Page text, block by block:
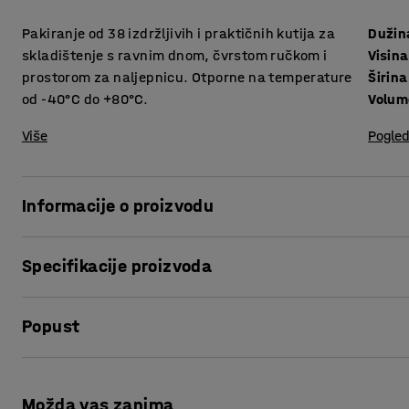
Pakiranje od 38 izdržljivih i praktičnih kutija za
skladištenje s ravnim dnom, čvrstom ručkom i
prostorom za naljepnicu. Otporne na temperature
od -40°C do +80°C.
Više
Visina
Širina
Informacije o proizvodu
izrađenim od polietilena visoke gustoće!
kiseline, ulja, otapala i sredstva za pranje. Izrađene su od
Kutije za skladištenje imaju ravno dno i praktičnu ručku
Specifikacije proizvoda
Visina: 125
Visina, Unutarnja
110
Popust
Možda vas zanima